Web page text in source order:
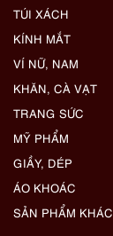
TÚI XÁCH
KÍNH MẮT
VÍ NỮ, NAM
KHĂN, CÀ VẠT
TRANG SỨC
MỸ PHẨM
GIẦY, DÉP
ÁO KHOÁC
SẢN PHẨM KHÁC